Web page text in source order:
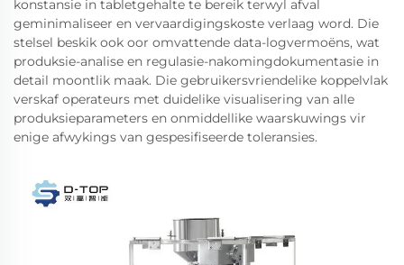
konstansie in tabletgehalte te bereik terwyl afval
geminimaliseer en vervaardigingskoste verlaag word. Die
stelsel beskik ook oor omvattende data-logvermoëns, wat
produksie-analise en regulasie-nakomingdokumentasie in
detail moontlik maak. Die gebruikersvriendelike koppelvlak
verskaf operateurs met duidelike visualisering van alle
produksieparameters en onmiddellike waarskuwings vir
enige afwykings van gespesifiseerde toleransies.